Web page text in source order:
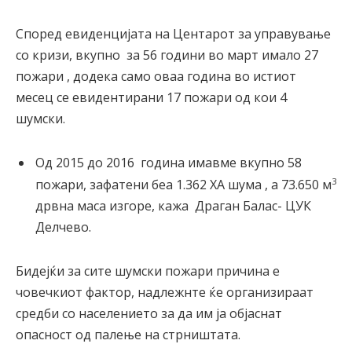
Според евиденцијата на Центарот за управување
со кризи, вкупно за 56 години во март имало 27
пожари , додека само оваа година во истиот
месец се евидентирани 17 пожари од кои 4
шумски.
Од 2015 до 2016 година имавме вкупно 58
пожари, зафатени беа 1.362 ХА шума , а 73.650 м3
дрвна маса изгоре, кажа Драган Балас- ЦУК
Делчево.
Бидејќи за сите шумски пожари причина е
човечкиот фактор, надлежнте ќе организираат
средби со населението за да им ја објаснат
опасност од палење на стрништата.